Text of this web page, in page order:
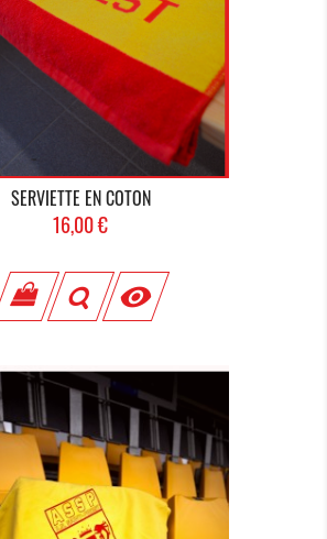
SERVIETTE EN COTON
Prix
16,00 €
